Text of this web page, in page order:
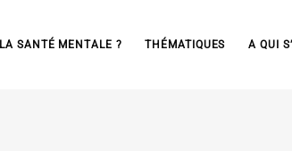
LA SANTÉ MENTALE ? THÉMATIQUES A QUI